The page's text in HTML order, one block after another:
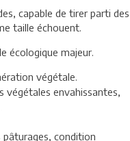
capable de tirer parti des
taille échouent.
écologique majeur.
végétale.
végétales envahissantes,
pâturages, condition